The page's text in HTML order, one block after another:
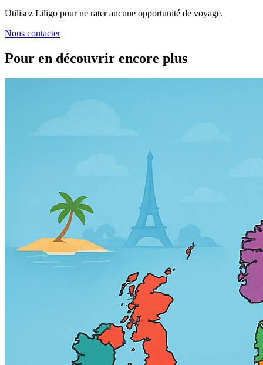
Utilisez Liligo pour ne rater aucune opportunité de voyage.
Nous contacter
Pour en découvrir encore plus